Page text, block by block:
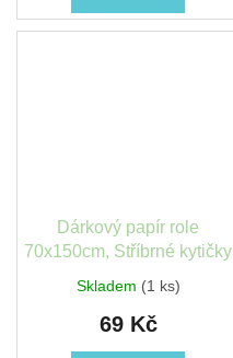
Dárkový papír role
70x150cm, Stříbrné kytičky
Skladem (1 ks)
69 Kč